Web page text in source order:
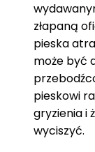
złapaną
pieska
może być
pieskowi
gryzienia i
wyciszyć.